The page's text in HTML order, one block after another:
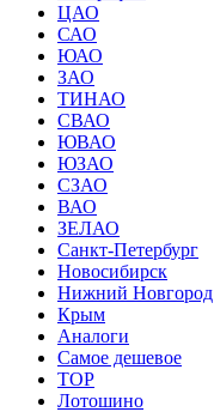
ЦАО
САО
ЮАО
ЗАО
ТИНАО
СВАО
ЮВАО
ЮЗАО
СЗАО
ВАО
ЗЕЛАО
Санкт-Петербург
Новосибирск
Нижний Новгород
Крым
Аналоги
Самое дешевое
TOP
Лотошино